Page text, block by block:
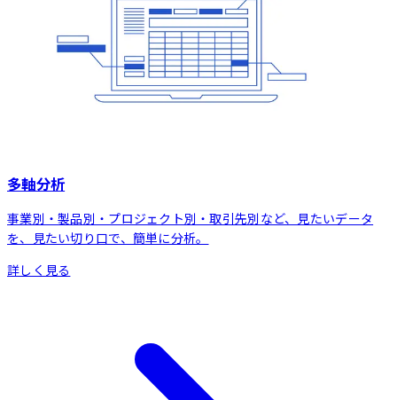
多軸分析
事業別・製品別・プロジェクト別・取引先別など、見たいデータ
を、見たい切り口で、簡単に分析。
詳しく見る